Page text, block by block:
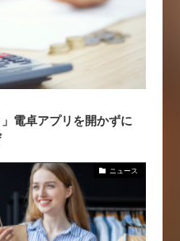
電卓アプリを開かずに
ニュース